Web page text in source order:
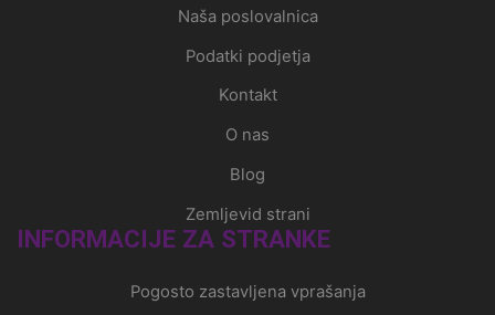
Naša poslovalnica
Podatki podjetja
Kontakt
O nas
Blog
Zemljevid strani
INFORMACIJE ZA STRANKE
Pogosto zastavljena vprašanja